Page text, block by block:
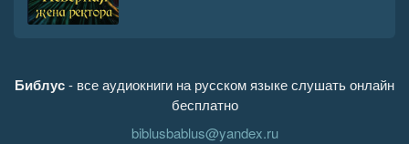
Библус- все аудиокниги на русском языке слушать онлайн
бесплатно
biblusbablus@yandex.ru